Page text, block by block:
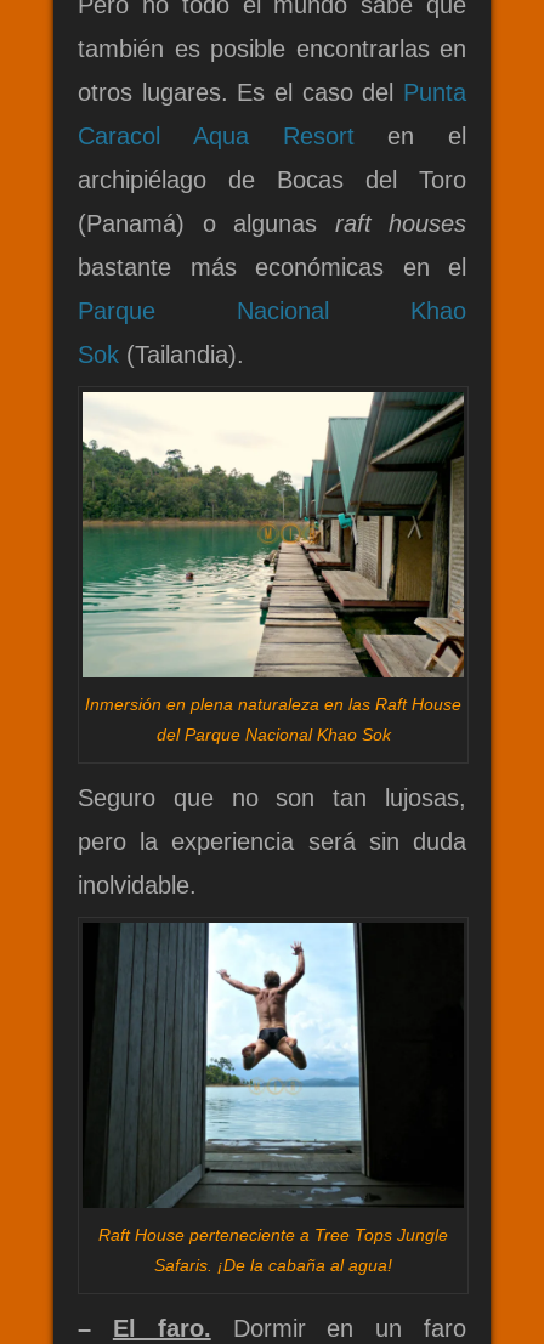
también es posible encontrarlas en
otros lugares. Es el caso del Punta
Caracol Aqua Resorten el
archipiélago de Bocas del Toro
(Panamá) o algunas raft houses
bastante más económicas en el
Parque Nacional Khao
Sok (Tailandia).
Inmersión en plena naturaleza en las Raft House
del Parque Nacional Khao Sok
Seguro que no son tan lujosas,
pero la experiencia será sin duda
inolvidable.
Raft House perteneciente a Tree Tops Jungle
Safaris. ¡De la cabaña al agua!
– El faro. Dormir en un faro